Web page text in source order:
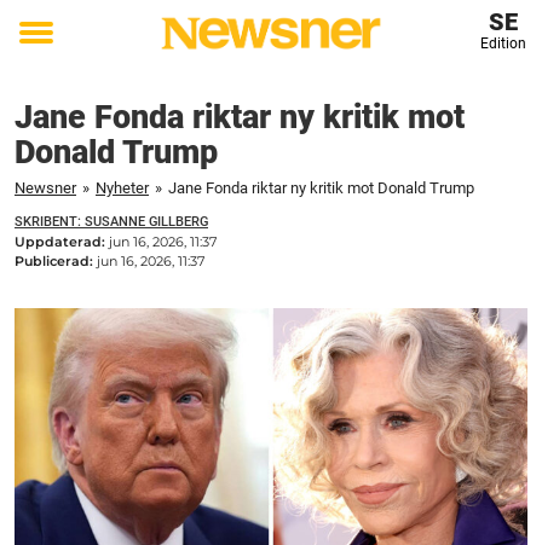
Toggle
SE
Edition
Jane Fonda riktar ny kritik mot
Donald Trump
Newsner » Nyheter » Jane Fonda riktar ny kritik mot Donald Trump
SKRIBENT: SUSANNE GILLBERG
Uppdaterad: jun 16, 2026, 11:37
Publicerad: jun 16, 2026, 11:37